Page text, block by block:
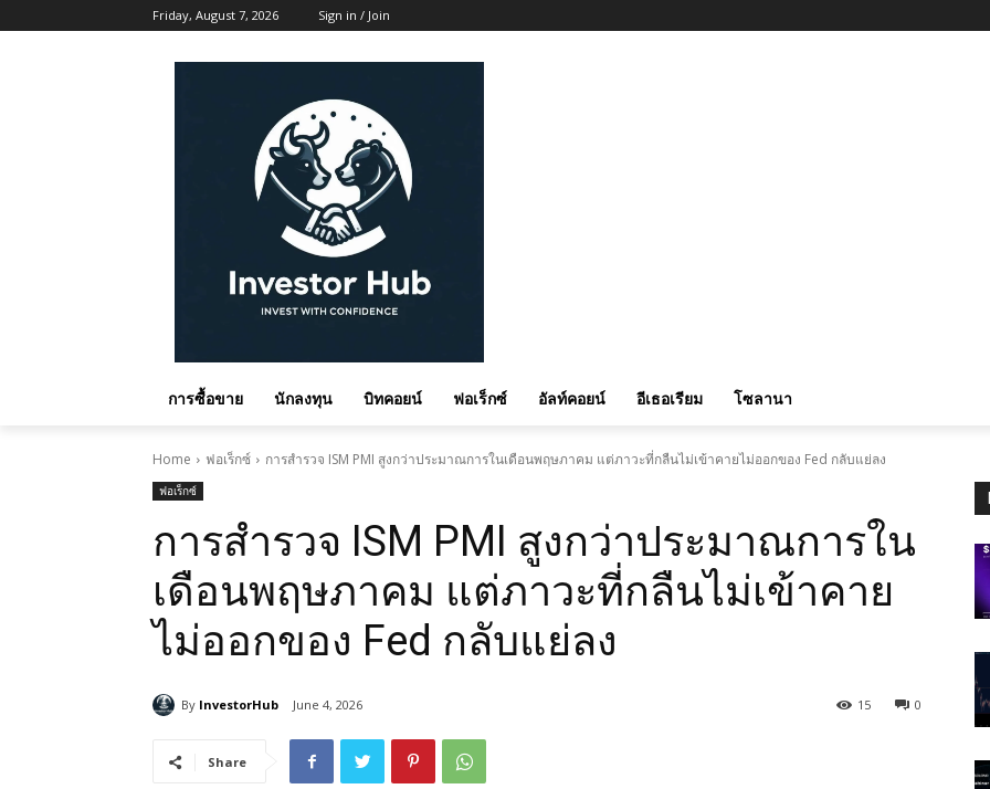
Friday, August 7, 2026 Sign in / Join
การซื้อขาย นักลงทุน บิทคอยน์ ฟอเร็กซ์ อัลท์คอยน์ อีเธอเรียม โซลานา
Home ฟอเร็กซ์ การสำรวจ ISM PMI สูงกว่าประมาณการในเดือนพฤษภาคม แต่ภาวะที่กลืนไม่เข้าคายไม่ออกของ Fed กลับแย่ลง
ฟอเร็กซ์
การสำรวจ ISM PMI สูงกว่าประมาณการใน
เดือนพฤษภาคม แต่ภาวะที่กลืนไม่เข้าคาย
ไม่ออกของ Fed กลับแย่ลง
By InvestorHub June 4, 2026 0
15
Share